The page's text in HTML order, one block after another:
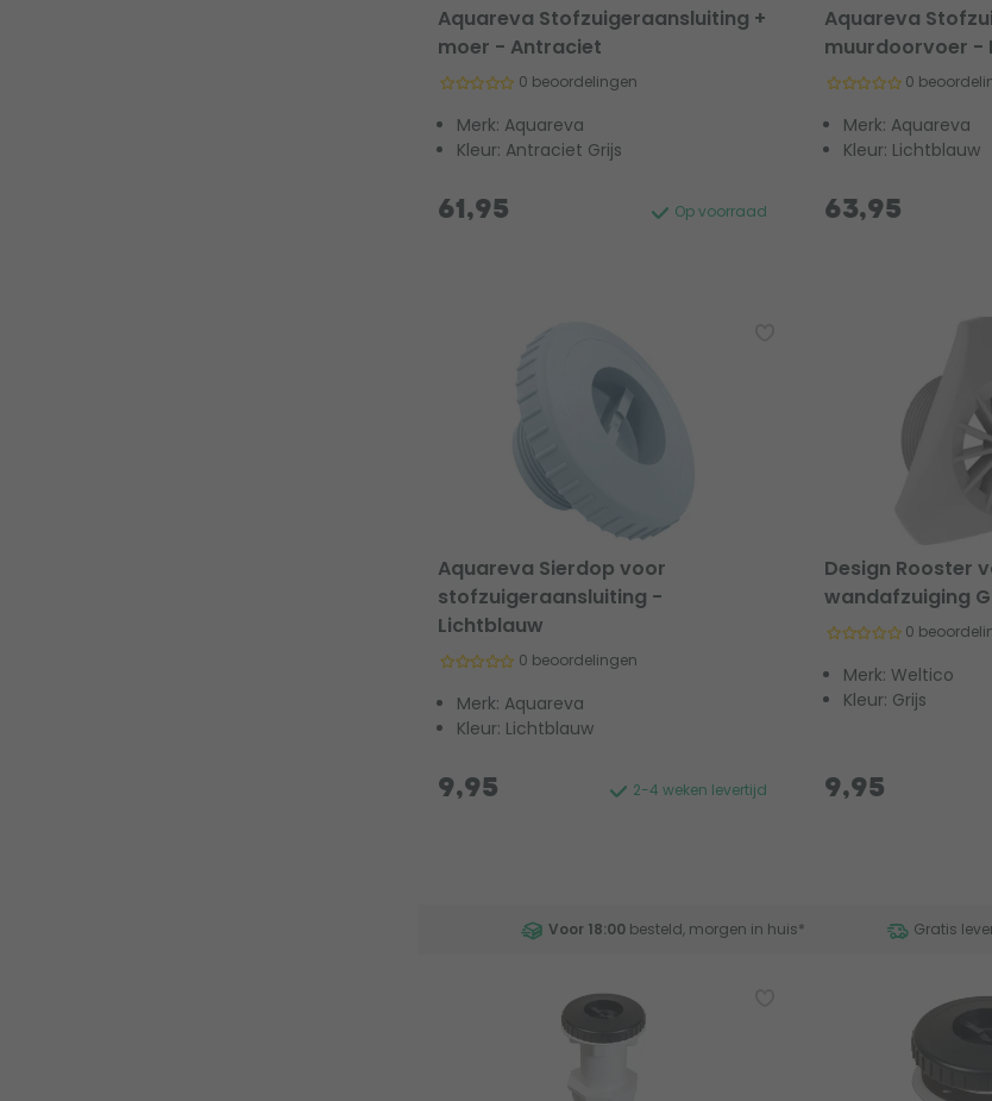
Aquareva Stofzuigeraansluiting +
moer - Antraciet
0 beoordelingen
Merk: Aquareva
Kleur: Antraciet Grijs
Op voorraad
61,95
Aquareva
muurdoorvoer -
0
Merk: Aquareva
Kleur: Lichtblauw
63,95
Aquareva Sierdop voor
stofzuigeraansluiting -
Lichtblauw
0 beoordelingen
Merk: Aquareva
Kleur: Lichtblauw
2-4 weken levertijd
9,95
Design Rooster
wandafzuiging
0
Merk: Weltico
Kleur: Grijs
9,95
Voor 18:00 besteld, morgen in huis* Gratis